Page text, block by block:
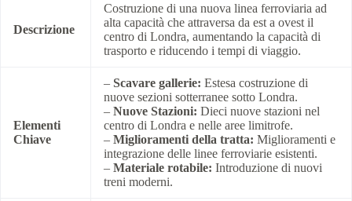
Descrizione
Costruzione di una nuova linea ferroviaria ad
alta capacità che attraversa da est a ovest il
centro di Londra, aumentando la capacità di
trasporto e riducendo i tempi di viaggio.
Elementi
Chiave
– Scavare gallerie: Estesa costruzione di
nuove sezioni sotterranee sotto Londra.
– Nuove Stazioni: Dieci nuove stazioni nel
centro di Londra e nelle aree limitrofe.
– Miglioramenti della tratta: Miglioramenti e
integrazione delle linee ferroviarie esistenti.
– Materiale rotabile: Introduzione di nuovi
treni moderni.